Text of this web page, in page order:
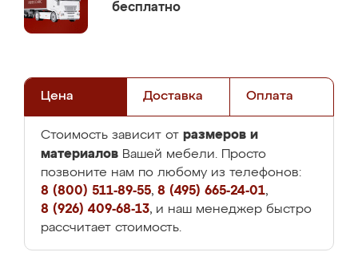
бесплатно
Цена Доставка Оплата
Стоимость зависит от размеров и
материалов Вашей мебели. Просто
позвоните нам по любому из телефонов:
8 (800) 511-89-55, 8 (495) 665-24-01,
8 (926) 409-68-13, и наш менеджер быстро
рассчитает стоимость.